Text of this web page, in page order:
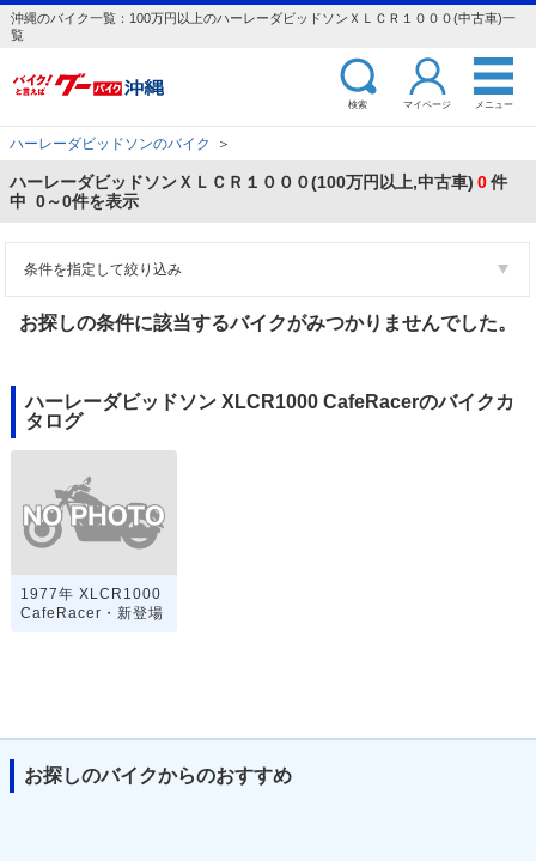
沖縄のバイク一覧：100万円以上のハーレーダビッドソンＸＬＣＲ１０００(中古車)一
覧
検索 マイページ メニュー
ハーレーダビッドソンのバイク ＞
ハーレーダビッドソンＸＬＣＲ１０００(100万円以上,中古車) 0件
中 0～0件を表示
条件を指定して絞り込み
お探しの条件に該当するバイクがみつかりませんでした。
ハーレーダビッドソン XLCR1000 CafeRacerのバイクカ
タログ
1977年 XLCR1000
CafeRacer・新登場
お探しのバイクからのおすすめ